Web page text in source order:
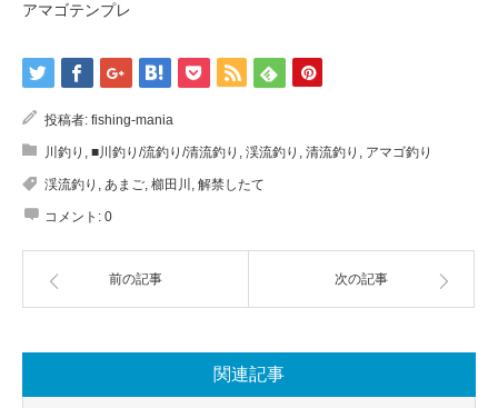
アマゴテンプレ
投稿者: fishing-mania
川釣り , ■川釣り/流釣り/清流釣り , 渓流釣り , 清流釣り , アマゴ釣り
渓流釣り , あまご, 櫛田川 , 解禁したて
コメント: 0
前の記事 次の記事
関連記事